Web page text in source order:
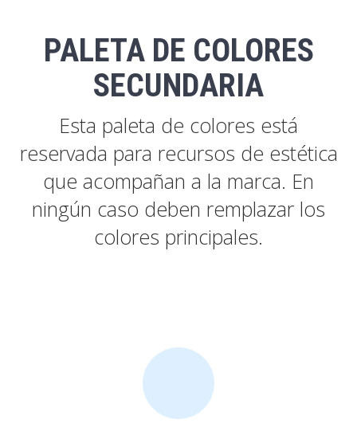
PALETA DE COLORES
SECUNDARIA
Esta paleta de colores está
reservada para recursos de estética
que acompañan a la marca. En
ningún caso deben remplazar los
colores principales.